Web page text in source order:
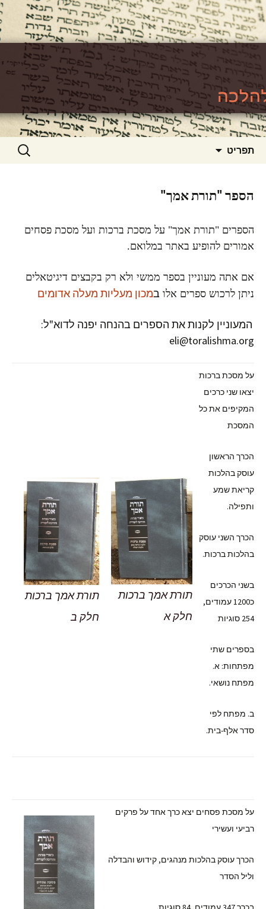
https://www.toralishma.org
האתר ללימוד סוגיות גמרא להלכה
תפריט חיפוש:
הספר "תורת אמך"
הספרים "תורת אמך" על מסכת ברכות ועל מסכת פסחים
אמורים להופיע באתר במלואם.
אם אתה מעוניין בספר ממשי ולא רק בקבצים דיגיטאלים
ניתן לרכוש ספרים אלו במכון מעליות מעלה אדומים
המעוניין לקנות את הספרים בהנחה יפנה לדוא"ל:
eli@toralishma.org
על מסכת ברכות
יצאו שני כרכים
המקיפים את כל
המסכת
הכרך הראשון
עוסק בהלכות
קריאת שמע
ותפילה.
הכרך השני עוסק
בהלכות ברכות.
בשני הכרכים
כ1200 עמודים,
254 סוגיות
בספרים שתי
מפתחות: א.
מפתח נושאי.
ב. מפתח לפי
סדר אלף-בית.
תורת אמך ברכות
חלק א
תורת אמך ברכות
חלק ב
על מסכת פסחים יצא כרך אחד על פרקים
רביעי ועשירי
הכרך עוסק בהלכות מנהגים, קידוש והבדלה
וליל הסדר